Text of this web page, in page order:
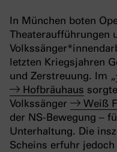
In München boten
Theateraufführungen
letzten Kriegsjahren
und Zerstreuung. Im „
Hofbräuhaus
Volkssänger
Weiß
der NS-Bewegung –
Unterhaltung. Die
Scheins erfuhr